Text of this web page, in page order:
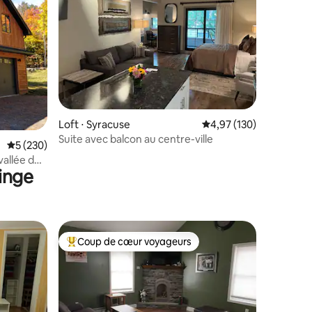
: 4,98 sur 5
Évaluation moyenne sur la base de 230 commentaires : 5 sur 5
5 (230)
de
Loft ⋅ Syracuse Évaluation moyenne
4,97 (130)
Suite avec balcon au centre-ville
Coups de cœur voyageurs les plus appréciés
Coup de cœur voyageurs